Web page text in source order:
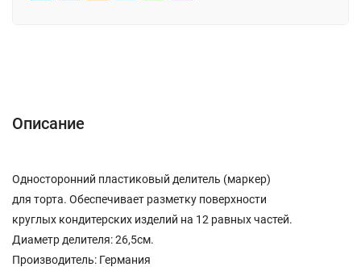
Описание
Односторонний пластиковый делитель (маркер)
для торта. Обеспечивает разметку поверхности
круглых кондитерских изделий на 12 равных частей.
Диаметр делителя: 26,5см.
Производитель: Германия